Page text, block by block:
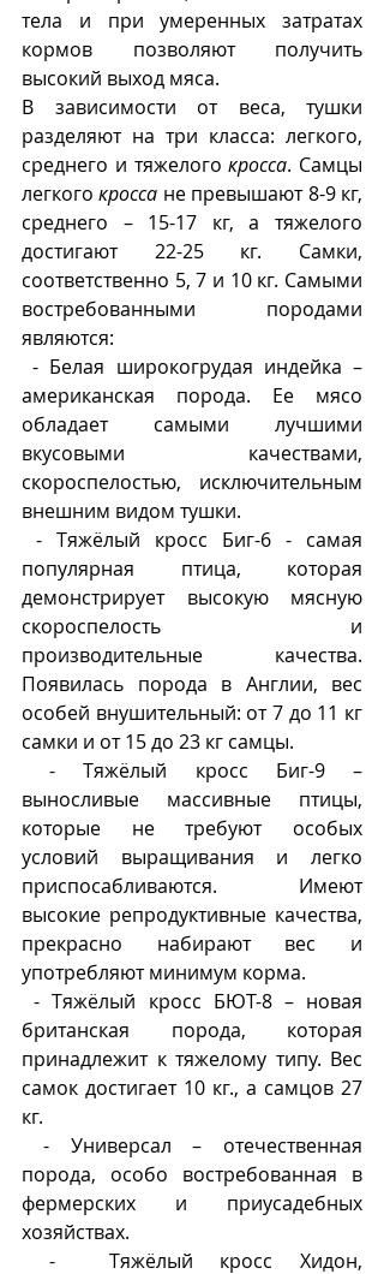
тела и при умеренных затратах
кормов позволяют получить
высокий выход мяса.
В зависимости от веса, тушки
разделяют на три класса: легкого,
среднего и тяжелого кросса. Самцы
легкого кросса не превышают 8-9 кг,
среднего – 15-17 кг, а тяжелого
достигают 22-25 кг. Самки,
соответственно 5, 7 и 10 кг. Самыми
востребованными породами
являются:
- Белая широкогрудая индейка –
американская порода. Ее мясо
обладает самыми лучшими
вкусовыми качествами,
скороспелостью, исключительным
внешним видом тушки.
популярная птица, которая
демонстрирует высокую мясную
скороспелость и
производительные качества.
Появилась порода в Англии, вес
особей внушительный: от 7 до 11 кг
самки и от 15 до 23 кг самцы.
- Тяжёлый кросс Биг-9 –
выносливые массивные птицы,
которые не требуют особых
условий выращивания и легко
приспосабливаются. Имеют
высокие репродуктивные качества,
прекрасно набирают вес и
употребляют минимум корма.
- Тяжёлый кросс БЮТ-8 – новая
британская порода, которая
принадлежит к тяжелому типу. Вес
самок достигает 10 кг., а самцов 27
кг.
порода, особо востребованная в
фермерских и приусадебных
хозяйствах.